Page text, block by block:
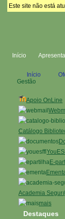
Este site não está
Início
Apoio OnLine
Catálogo
E-
Academia
mais
Início
Gestão
Destaques